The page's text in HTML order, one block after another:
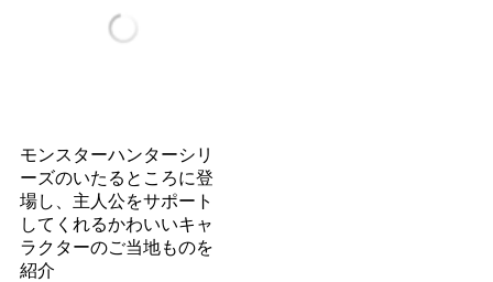
モンスターハンターシリ
ーズのいたるところに登
場し、主人公をサポート
してくれるかわいいキャ
ラクターのご当地ものを
紹介